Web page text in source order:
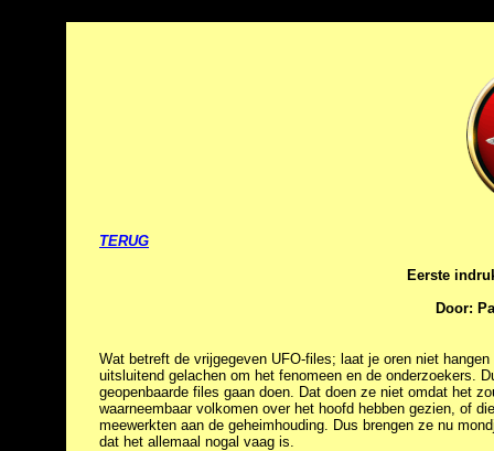
TERUG
Eerste
Door:
Wat betreft de vrijgegeven UFO-files; laat je oren niet
uitsluitend gelachen om het fenomeen en de onderzoekers.
geopenbaarde files gaan doen. Dat doen ze niet omdat het
waarneembaar volkomen over het hoofd hebben gezien, of
meewerkten aan de geheimhouding. Dus brengen ze nu
dat het allemaal nogal vaag is.